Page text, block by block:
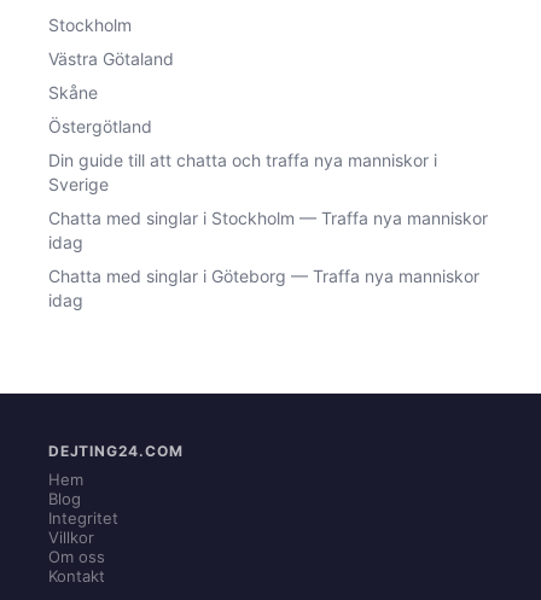
Stockholm
Västra Götaland
Skåne
Östergötland
Din guide till att chatta och traffa nya manniskor i
Sverige
Chatta med singlar i Stockholm — Traffa nya manniskor
idag
Chatta med singlar i Göteborg — Traffa nya manniskor
idag
DEJTING24.COM
Hem
Blog
Integritet
Villkor
Om oss
Kontakt